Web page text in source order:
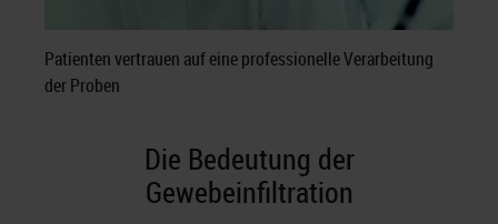
Patienten vertrauen auf eine professionelle Verarbeitung
der Proben
Die Bedeutung der
Gewebeinfiltration